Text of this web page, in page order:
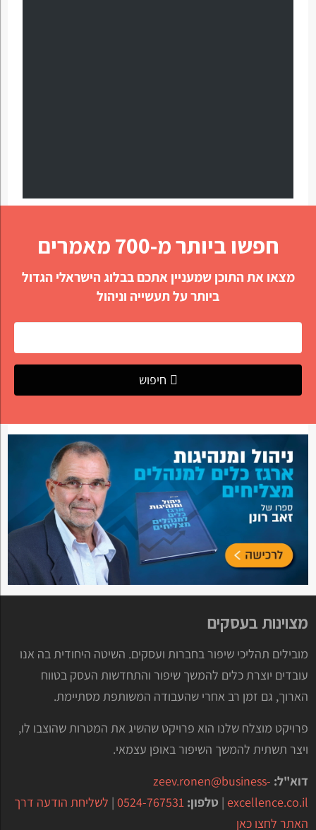
חפשו ביותר מ-700 מאמרים
מצאו את התוכן שמעניין אתכם בבלוג הישראלי הגדול
ביותר על תעשייה וניהול
חיפוש
מצוינות בעסקים
מובילים תהליכי שיפור בחברות ועסקים. השיטה היחודית בה אנו
עובדים יוצרת כלים להמשך שיפור והתחדשות העסק בטווח
הארוך, גם זמן רב אחרי שהעבודה המשותפת מסתיימת.
פרויקט מוצלח שלנו הוא פרויקט שהשיג את המטרות שהוצבו לו,
ויצר תשתית להמשך השיפור באופן עצמאי.
דוא"ל: zeev.ronen@business-
excellence.co.il
| טלפון: 0524-767531
| לשליחת הודעה דרך
האתר לחצו כאן